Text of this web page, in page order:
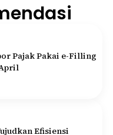
Pajak Pakai e-Filling
Efisiensi